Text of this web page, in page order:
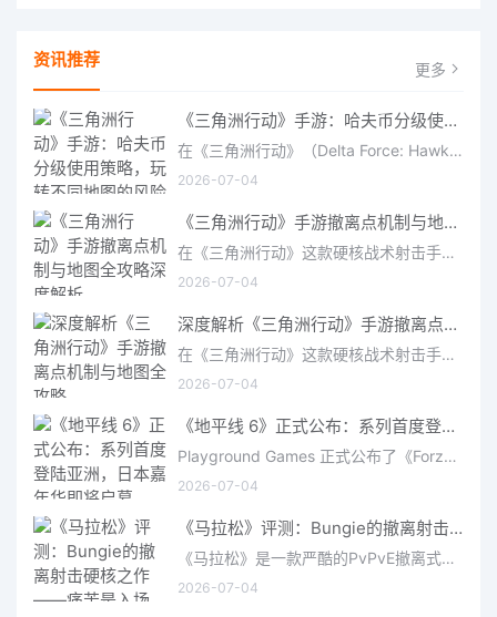
资讯推荐 更多
《三角洲行动》手游：哈夫币分级使用策略，玩转不同地图的风险与回报
在《三角洲行动》（Delta Force: Hawk Ops）“烽火地带”模式中，地图被划分为“普通”、“机密”和“绝密”三个
2026-07-04
《三角洲行动》手游撤离点机制与地图全攻略深度解析
在《三角洲行动》这款硬核战术射击手游中，撤离是每位干员行动的核心目标。无论你在战场中搜刮了多少高价值物
2026-07-04
深度解析《三角洲行动》手游撤离点机制与地图全攻略
在《三角洲行动》这款硬核战术射击手游中，撤离是每位干员行动的核心目标。无论你在战场中搜刮了多少高价值物
2026-07-04
《地平线 6》正式公布：系列首度登陆亚洲，日本嘉年华即将启幕
Playground Games 正式公布了《Forza Horizon 6》，这次备受赞誉的地平线嘉年华将首次驶入亚洲，落户日本。玩家
2026-07-04
《马拉松》评测：Bungie的撤离射击硬核之作——痛苦是入场券，回报是顶级的
《马拉松》是一款严酷的PvPvE撤离式射击游戏，现已登陆PS5、Xbox Series X/S和PC。它继承了Bungie上世纪90年
2026-07-04